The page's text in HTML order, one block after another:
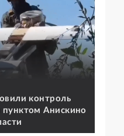
контроль
Анискино